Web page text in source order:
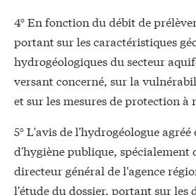
4° En fonction du débit de
portant sur les caractéristiques
hydrogéologiques du secteur
versant concerné, sur la
et sur les mesures de protection à
5° L'avis de l'hydrogéologue
d'hygiène publique, spécialement
directeur général de l'agence
l'étude du dossier, portant sur les